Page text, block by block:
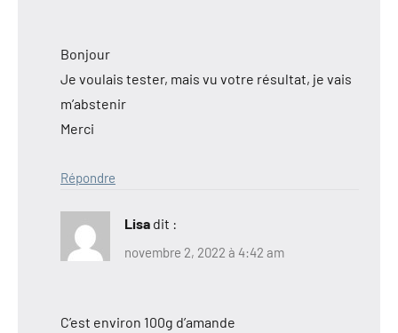
Bonjour
Je voulais tester, mais vu votre résultat, je vais
m’abstenir
Merci
Répondre
Lisa dit :
novembre 2, 2022 à 4:42 am
C’est environ 100g d’amande